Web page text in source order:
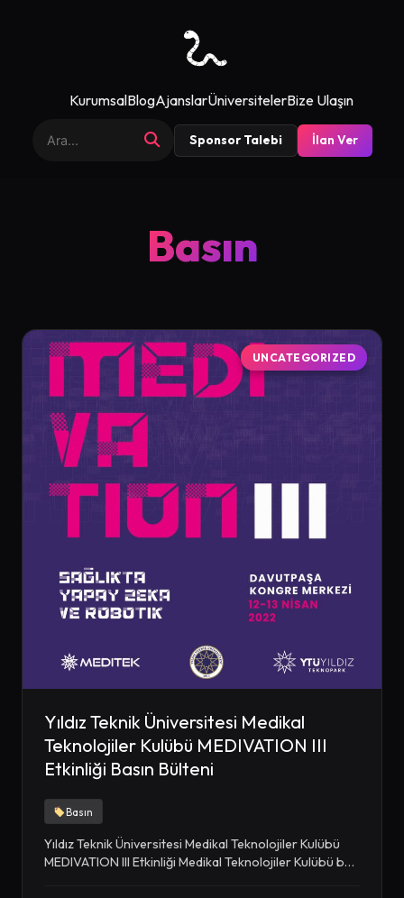
KurumsalBlogAjanslarÜniversitelerBize Ulaşın
Sponsor Talebi İlan Ver
Basın
UNCATEGORIZED
Yıldız Teknik Üniversitesi Medikal
Teknolojiler Kulübü MEDIVATION III
Etkinliği Basın Bülteni
Basın
Yıldız Teknik Üniversitesi Medikal Teknolojiler Kulübü
MEDIVATION III Etkinliği Medikal Teknolojiler Kulübü bu